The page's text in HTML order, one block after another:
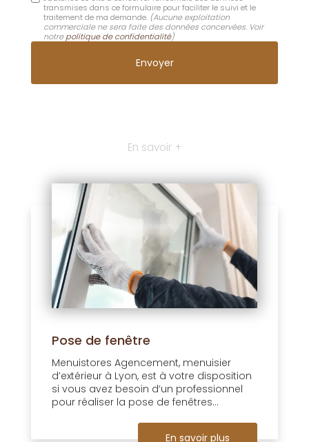
transmises dans ce formulaire pour faciliter le suivi et le
traitement de ma demande. (Aucune exploitation
commerciale ne sera faite des données concervées. Voir
notrepolitique de confidentialité)
En savoir +
Pose de fenêtre
Menuistores Agencement, menuisier
d’extérieur à Lyon, est à votre disposition
si vous avez besoin d’un professionnel
pour réaliser la pose de fenêtres...
En savoir plus